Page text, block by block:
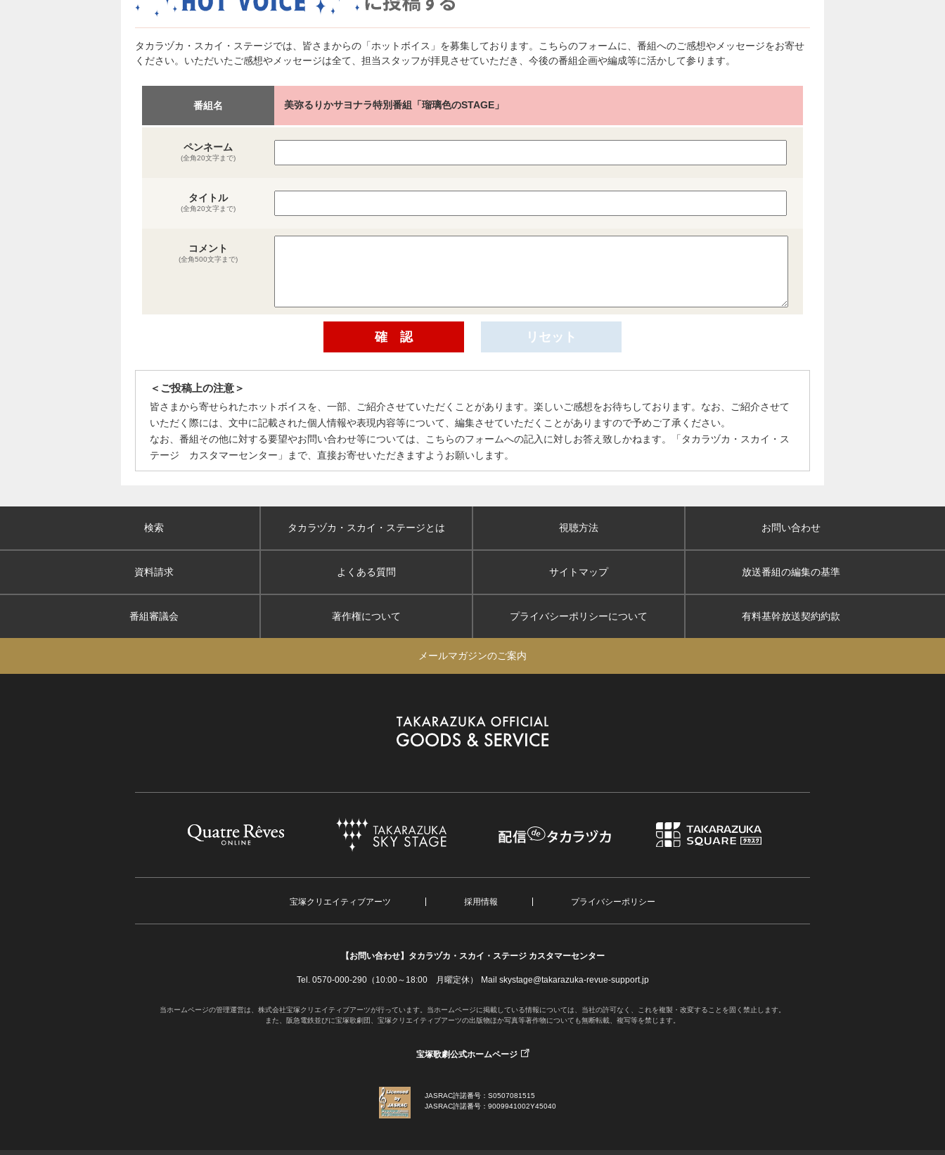
タカラヅカ・スカイ・ステージでは、皆さまからの「ホットボイス」を募集しております。こちらのフォームに、番組へのご感想やメッセージをお寄せ
ください。いただいたご感想やメッセージは全て、担当スタッフが拝見させていただき、今後の番組企画や編成等に活かして参ります。
番組名 美弥るりかサヨナラ特別番組「瑠璃色のSTAGE」
ペンネーム
(全角20文字まで)
タイトル
(全角20文字まで)
コメント
(全角500文字まで)
＜ご投稿上の注意＞
皆さまから寄せられたホットボイスを、一部、ご紹介させていただくことがあります。楽しいご感想をお待ちしております。なお、ご紹介させて
いただく際には、文中に記載された個人情報や表現内容等について、編集させていただくことがありますので予めご了承ください。
なお、番組その他に対する要望やお問い合わせ等については、こちらのフォームへの記入に対しお答え致しかねます。「タカラヅカ・スカイ・ス
テージ カスタマーセンター」まで、直接お寄せいただきますようお願いします。
検索 タカラヅカ・スカイ ・ステージとは 視聴方法 お問い合わせ
資料請求 よくある質問 サイトマップ 放送番組の編集の基準
番組審議会 著作権について プライバシーポリシーについて 有料基幹放送契約約款
メールマガジンのご案内
宝塚クリエイティブアーツ 採用情報 プライバシーポリシー
【お問い合わせ】 タカラヅカ・スカイ・ステージ カスタマーセンター
Tel. 0570-000-290（10:00～18:00 月曜定休） Mail skystage@takarazuka-revue-support.jp
当ホームページの管理運営は、株式会社宝塚クリエイティブアーツが行っています。当ホームページに掲載している情報については、当社の許可なく、これを複製・改変することを固く禁止します。
また、阪急電鉄並びに宝塚歌劇団、宝塚クリエイティブアーツの出版物ほか写真等著作物についても無断転載、複写等を禁じます。
宝塚歌劇公式ホームページ
JASRAC許諾番号：S0507081515
JASRAC許諾番号：9009941002Y45040